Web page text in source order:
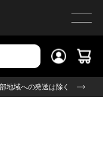
地域への発送は除く